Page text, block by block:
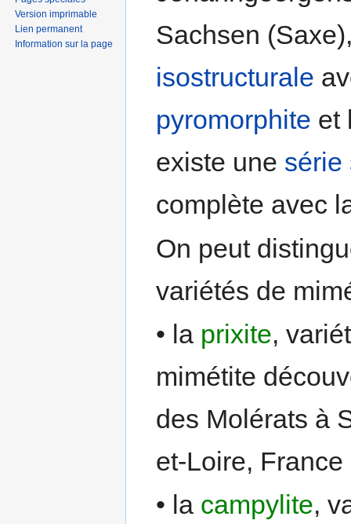
Sachsen
isostructurale
pyromorphite et
existe une série
complète avec
On peut
variétés de
• la prixite,
mimétite
des Molérats à
et-Loire, France
• la campylite,
Version imprimable
Lien permanent
Information sur la page